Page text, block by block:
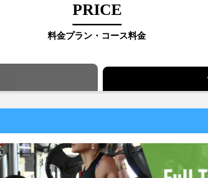
PRICE
料金プラン・コース料金